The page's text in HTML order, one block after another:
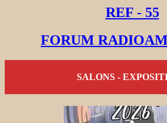
REF - 55
FORUM
SALONS -